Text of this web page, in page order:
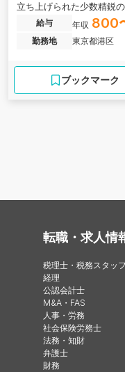
立ち上げられた少数精鋭
ファームの求人です。
給与 年収 800
勤務地
東京都港区
ブックマーク
転職・求人情
税理士・税務スタッフ
経理
公認会計士
M&A・FAS
人事・労務
社会保険労務士
法務・知財
弁護士
財務